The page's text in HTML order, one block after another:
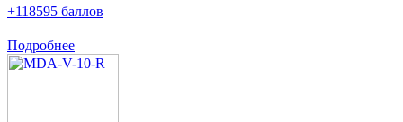
+118595 баллов
Подробнее